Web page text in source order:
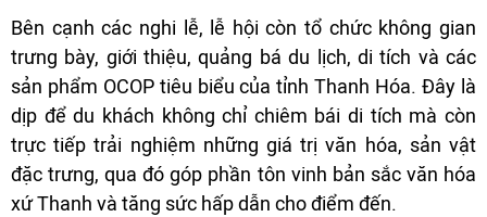
Bên cạnh các nghi lễ, lễ hội còn tổ chức không gian
trưng bày, giới thiệu, quảng bá du lịch, di tích và các
sản phẩm OCOP tiêu biểu của tỉnh Thanh Hóa. Đây là
dịp để du khách không chỉ chiêm bái di tích mà còn
trực tiếp trải nghiệm những giá trị văn hóa, sản vật
đặc trưng, qua đó góp phần tôn vinh bản sắc văn hóa
xứ Thanh và tăng sức hấp dẫn cho điểm đến.